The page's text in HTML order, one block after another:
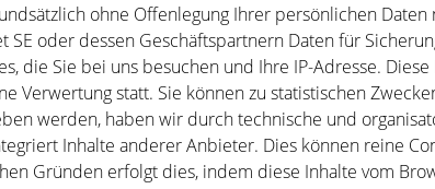
ohne Offenlegung Ihrer persönlichen
oder dessen Geschäftspartnern Daten für
die Sie bei uns besuchen und Ihre IP-Adresse.
Verwertung statt. Sie können zu statistischen
werden, haben wir durch technische und
Inhalte anderer Anbieter. Dies können reine
Gründen erfolgt dies, indem diese Inhalte vom